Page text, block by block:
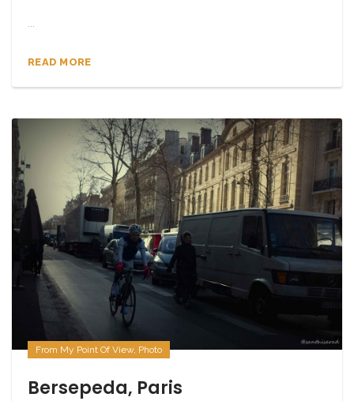
READ MORE
From My Point Of View, Photo
Bersepeda, Paris